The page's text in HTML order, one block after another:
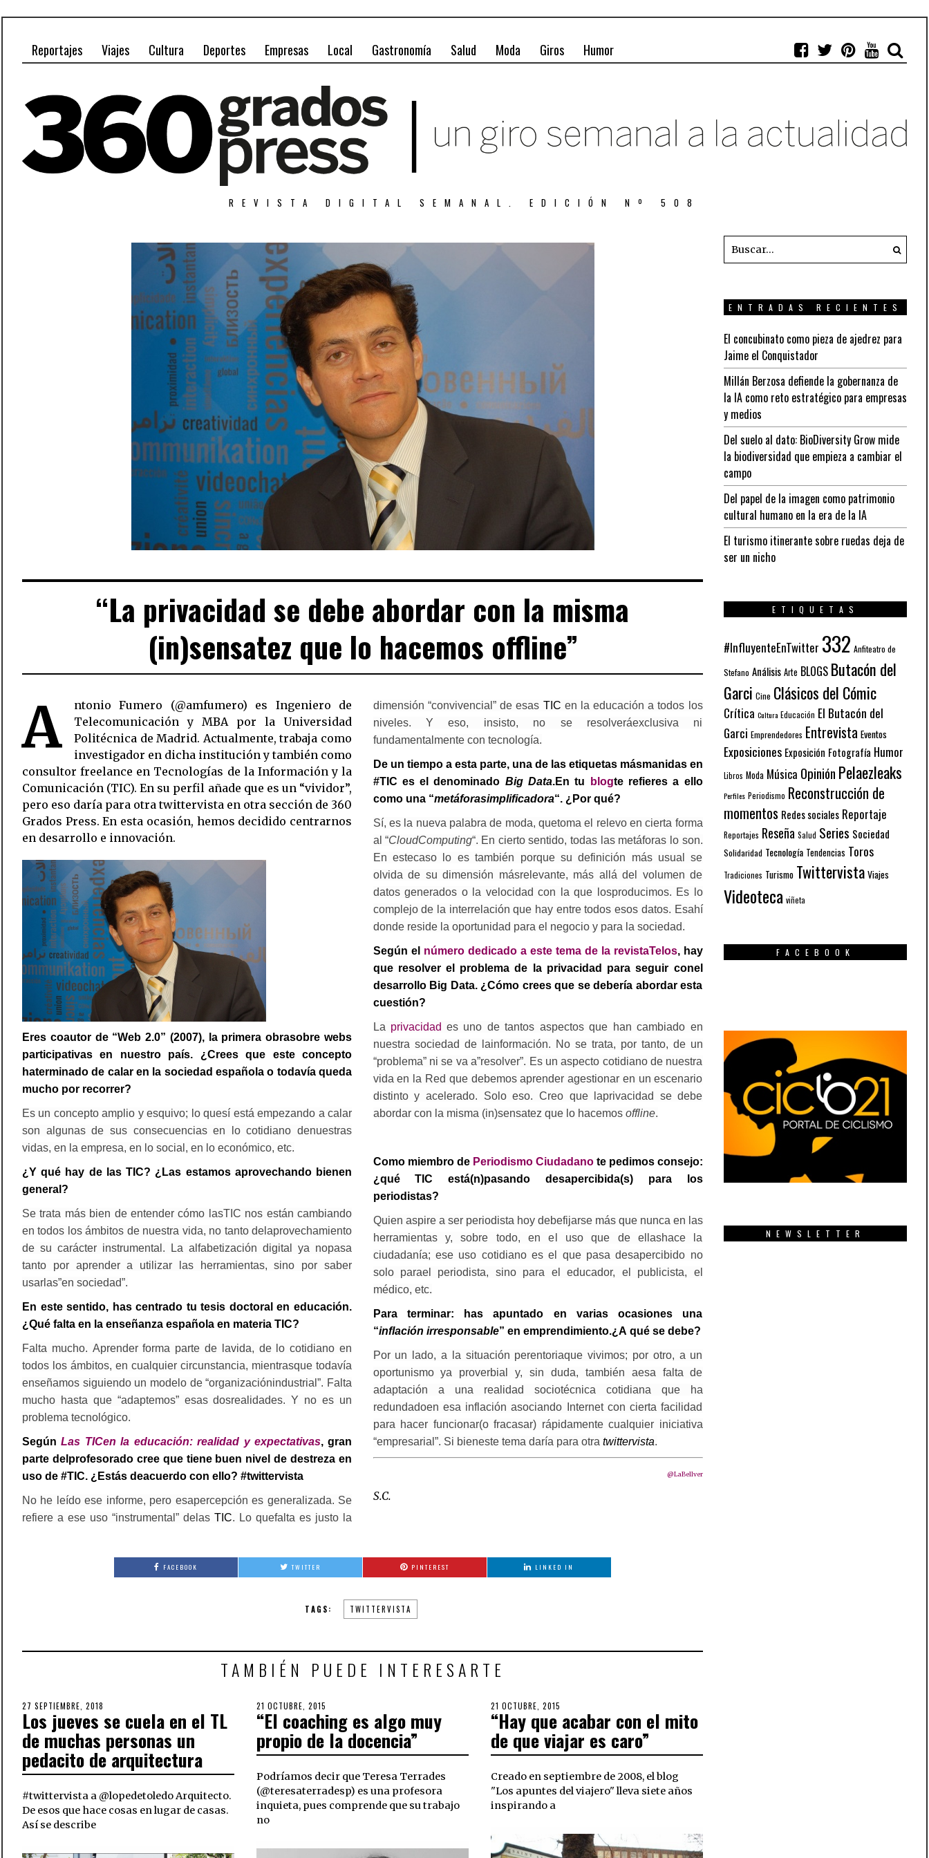
Reportajes Viajes Cultura Deportes Empresas Local Gastronomía Salud Moda Giros Humor
REVISTA DIGITAL SEMANAL. EDICIÓN Nº 508
“La privacidad se debe abordar con la misma
(in)sensatez que lo hacemos offline”
A
ntonio Fumero (@amfumero) es Ingeniero de
Telecomunicación y MBA por la Universidad
Politécnica de Madrid. Actualmente, trabaja como
investigador en dicha institución y también como
consultor freelance en Tecnologías de la Información y la
Comunicación (TIC). En su perfil añade que es un “vividor”,
pero eso daría para otra twittervista en otra sección de 360
Grados Press. En esta ocasión, hemos decidido centrarnos
en desarrollo e innovación.
Eres coautor de “Web 2.0” (2007), la primera obrasobre webs
participativas en nuestro país. ¿Crees que este concepto
haterminado de calar en la sociedad española o todavía queda
mucho por recorrer?
Es un concepto amplio y esquivo; lo quesí está empezando a calar
son algunas de sus consecuencias en lo cotidiano denuestras
vidas, en la empresa, en lo social, en lo económico, etc.
¿Y qué hay de las TIC? ¿Las estamos aprovechando bienen
general?
Se trata más bien de entender cómo lasTIC nos están cambiando
en todos los ámbitos de nuestra vida, no tanto delaprovechamiento
de su carácter instrumental. La alfabetización digital ya nopasa
tanto por aprender a utilizar las herramientas, sino por saber
usarlas”en sociedad”.
En este sentido, has centrado tu tesis doctoral en educación.
¿Qué falta en la enseñanza española en materia TIC?
Falta mucho. Aprender forma parte de lavida, de lo cotidiano en
todos los ámbitos, en cualquier circunstancia, mientrasque todavía
enseñamos siguiendo un modelo de “organizaciónindustrial”. Falta
mucho hasta que “adaptemos” esas dosrealidades. Y no es un
problema tecnológico.
Según Las TICen la educación: realidad y expectativas, gran
parte delprofesorado cree que tiene buen nivel de destreza en
uso de #TIC. ¿Estás deacuerdo con ello? #twittervista
No he leído ese informe, pero esapercepción es generalizada. Se
refiere a ese uso “instrumental” delas TIC. Lo quefalta es justo la
dimensión “convivencial” de esas TIC en la educación a todos los
niveles. Y eso, insisto, no se resolveráexclusiva ni
fundamentalmente con tecnología.
De un tiempo a esta parte, una de las etiquetas másmanidas en
#TIC es el denominado Big Data.En tu blogte refieres a ello
como una “metáforasimplificadora“. ¿Por qué?
Sí, es la nueva palabra de moda, quetoma el relevo en cierta forma
al “CloudComputing“. En cierto sentido, todas las metáforas lo son.
En estecaso lo es también porque su definición más usual se
olvida de su dimensión másrelevante, más allá del volumen de
datos generados o la velocidad con la que losproducimos. Es lo
complejo de la interrelación que hay entre todos esos datos. Esahí
donde reside la oportunidad para el negocio y para la sociedad.
Según el número dedicado a este tema de la revistaTelos, hay
que resolver el problema de la privacidad para seguir conel
desarrollo Big Data. ¿Cómo crees que se debería abordar esta
cuestión?
La privacidad es uno de tantos aspectos que han cambiado en
nuestra sociedad de lainformación. No se trata, por tanto, de un
“problema” ni se va a”resolver”. Es un aspecto cotidiano de nuestra
vida en la Red que debemos aprender agestionar en un escenario
distinto y acelerado. Solo eso. Creo que laprivacidad se debe
abordar con la misma (in)sensatez que lo hacemos offline.
Como miembro de Periodismo Ciudadanote pedimos consejo:
¿qué TIC está(n)pasando desapercibida(s) para los
periodistas?
Quien aspire a ser periodista hoy debefijarse más que nunca en las
herramientas y, sobre todo, en el uso que de ellashace la
ciudadanía; ese uso cotidiano es el que pasa desapercibido no
solo parael periodista, sino para el educador, el publicista, el
médico, etc.
Para terminar: has apuntado en varias ocasiones una
“inflación irresponsable” en emprendimiento.¿A qué se debe?
Por un lado, a la situación perentoriaque vivimos; por otro, a un
oportunismo ya proverbial y, sin duda, también aesa falta de
adaptación a una realidad sociotécnica cotidiana que ha
redundadoen esa inflación asociando Internet con cierta facilidad
para hacer funcionar(o fracasar) rápidamente cualquier iniciativa
“empresarial”. Si bieneste tema daría para otra twittervista.
@LaBellver
S.C.
FACEBOOK TWITTER PINTEREST LINKED IN
TAGS: TWITTERVISTA
TAMBIÉN PUEDE INTERESARTE
POSTED
ON
27 SEPTIEMBRE, 2018
SEPTIEMBRE,
2018
Los jueves se cuela en el TL
de muchas personas un
pedacito de arquitectura
#twittervista a @lopedetoledo Arquitecto.
De esos que hace cosas en lugar de casas.
Así se describe
POSTED
ON
21 OCTUBRE, 2015
OCTUBRE,
2018
“El coaching es algo muy
propio de la docencia”
Podríamos decir que Teresa Terrades
(@teresaterradesp) es una profesora
inquieta, pues comprende que su trabajo
no
POSTED
ON
21 OCTUBRE, 2015
OCTUBRE,
2018
“Hay que acabar con el mito
de que viajar es caro”
Creado en septiembre de 2008, el blog
"Los apuntes del viajero" lleva siete años
inspirando a
ENTRADAS RECIENTES
El concubinato como pieza de ajedrez para
Jaime el Conquistador
Millán Berzosa defiende la gobernanza de
la IA como reto estratégico para empresas
y medios
Del suelo al dato: BioDiversity Grow mide
la biodiversidad que empieza a cambiar el
campo
Del papel de la imagen como patrimonio
cultural humano en la era de la IA
El turismo itinerante sobre ruedas deja de
ser un nicho
ETIQUETAS
#InfluyenteEnTwitter 332 Anfiteatro de
Stefano Análisis Arte BLOGS Butacón del
Garci Cine Clásicos del Cómic
Crítica Cultura Educación El Butacón del
Garci Emprendedores Entrevista Eventos
Exposiciones Exposición Fotografía Humor
Libros Moda Música Opinión Pelaezleaks
Perfiles Periodismo Reconstrucción de
momentos Redes sociales Reportaje
Reportajes Reseña Salud Series Sociedad
Solidaridad Tecnología Tendencias Toros
Tradiciones Turismo Twittervista Viajes
Videoteca viñeta
FACEBOOK
NEWSLETTER